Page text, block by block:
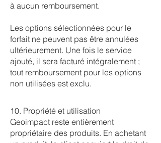
à aucun remboursement.
Les options sélectionnées pour le
forfait ne peuvent pas être annulées
ultérieurement. Une fois le service
ajouté, il sera facturé intégralement ;
tout remboursement pour les options
non utilisées est exclu.
10. Propriété et utilisation
Geoimpact reste entièrement
propriétaire des produits. En achetant